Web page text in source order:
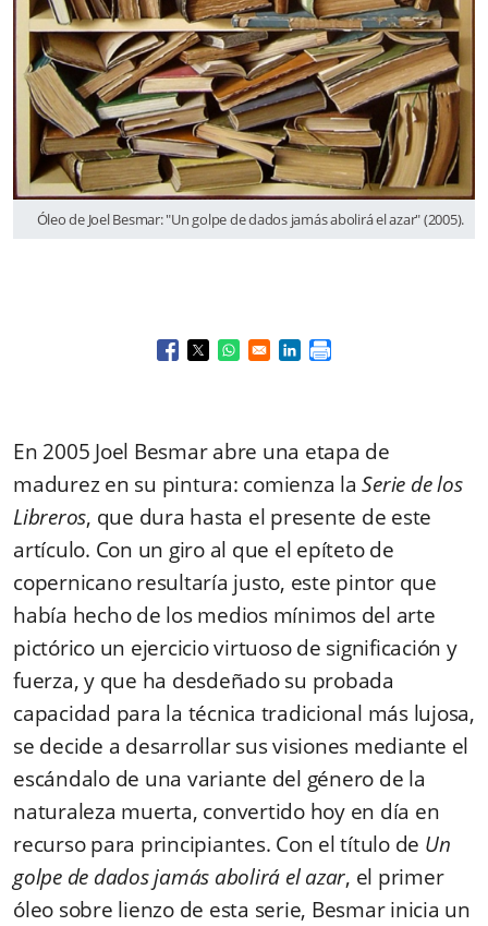
Óleo de Joel Besmar: "Un golpe de dados jamás abolirá el azar" (2005).
Opens in a new window
Opens in a new window
Opens in a new window
Opens in a new window
En 2005 Joel Besmar abre una etapa de
madurez en su pintura: comienza laSerie de los
Libreros, que dura hasta el presente de este
artículo. Con un giro al que el epíteto de
copernicano resultaría justo, este pintor que
había hecho de los medios mínimos del arte
pictórico un ejercicio virtuoso de significación y
fuerza, y que ha desdeñado su probada
capacidad para la técnica tradicional más lujosa,
se decide a desarrollar sus visiones mediante el
escándalo de una variante del género de la
naturaleza muerta, convertido hoy en día en
recurso para principiantes. Con el título de Un
golpe de dados jamás abolirá el azar, el primer
óleo sobre lienzo de esta serie, Besmar inicia un